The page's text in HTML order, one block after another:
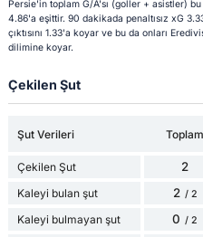
Persie'in toplam G/A'sı (goller + asistler)
4.86'a eşittir. 90 dakikada penaltısız xG
çıktısını 1.33'a koyar ve bu da onları
dilimine koyar.
Çekilen Şut
Şut Verileri Toplam
Çekilen Şut 2
Kaleyi bulan şut 2 / 2
Kaleyi bulmayan şut 0 / 2